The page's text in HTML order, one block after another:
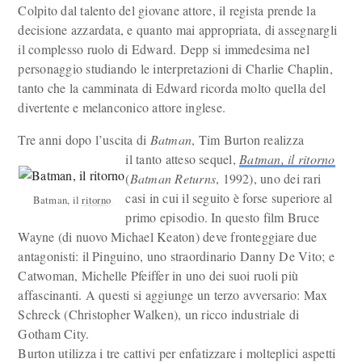
Colpito dal talento del giovane attore, il regista prende la
decisione azzardata, e quanto mai appropriata, di assegnargli
il complesso ruolo di Edward. Depp si immedesima nel
personaggio studiando le interpretazioni di Charlie Chaplin,
tanto che la camminata di Edward ricorda molto quella del
divertente e melanconico attore inglese.
Tre anni dopo l’uscita di Batman, Tim Burton realizza
Batman, il ritorno
il tanto atteso sequel, Batman, il ritorno
(Batman Returns, 1992), uno dei rari
casi in cui il seguito è forse superiore al
primo episodio. In questo film Bruce
Wayne (di nuovo Michael Keaton) deve fronteggiare due
antagonisti: il Pinguino, uno straordinario Danny De Vito; e
Catwoman, Michelle Pfeiffer in uno dei suoi ruoli più
affascinanti. A questi si aggiunge un terzo avversario: Max
Schreck (Christopher Walken), un ricco industriale di
Gotham City.
Burton utilizza i tre cattivi per enfatizzare i molteplici aspetti